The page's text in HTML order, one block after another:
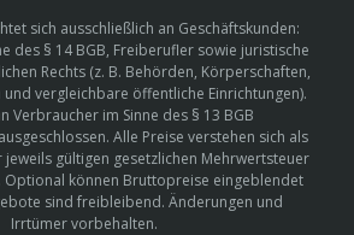
sich ausschließlich an Geschäftskunden:
des § 14 BGB, Freiberufler sowie juristische
Rechts (z. B. Behörden, Körperschaften,
und vergleichbare öffentliche Einrichtungen).
Verbraucher im Sinne des § 13 BGB
Alle Preise verstehen sich als
gültigen gesetzlichen Mehrwertsteuer
Optional können Bruttopreise eingeblendet
sind freibleibend. Änderungen und
Irrtümer vorbehalten.